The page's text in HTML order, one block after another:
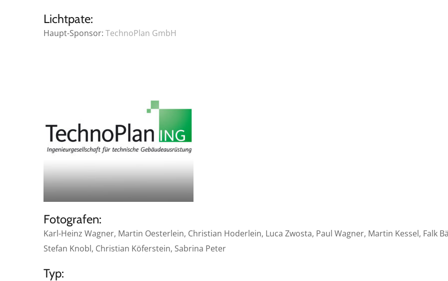
Lichtpate:
Haupt-Sponsor: TechnoPlan GmbH
Fotografen:
Karl-Heinz Wagner, Martin Oesterlein, Christian Hoderlein, Luca Zwosta, Paul Wagner, Martin Kessel, Falk
Stefan Knobl, Christian Köferstein, Sabrina Peter
Typ: